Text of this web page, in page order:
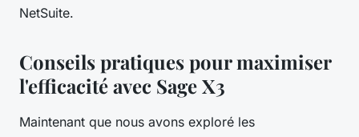
NetSuite.
Conseils pratiques pour maximiser
l'efficacité avec Sage X3
Maintenant que nous avons exploré les